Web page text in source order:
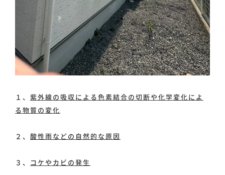
１、 紫外線の吸収による色素結合の切断や化学変化によ
る物質の変化
２、 酸性雨などの自然的な原因
３、 コケやカビの発生